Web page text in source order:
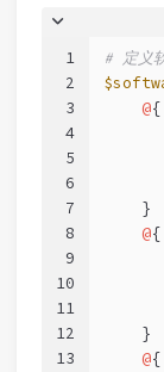
1
2
3
4
5
6
7
8
9
10
11
12
13
# 定义
@{
    }
@{
    }
@{